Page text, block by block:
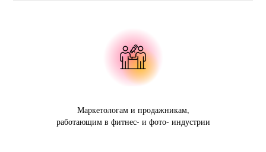
Маркетологам и продажникам,
работающим в фитнес- и фото- индустрии